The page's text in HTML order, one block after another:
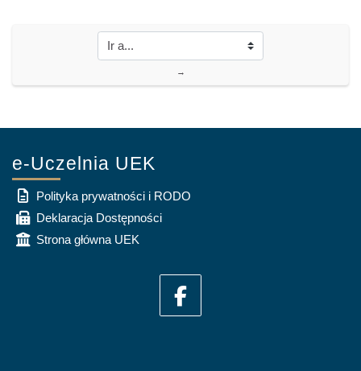
→
e-Uczelnia UEK
Polityka prywatności i RODO
Deklaracja Dostępności
Strona główna UEK